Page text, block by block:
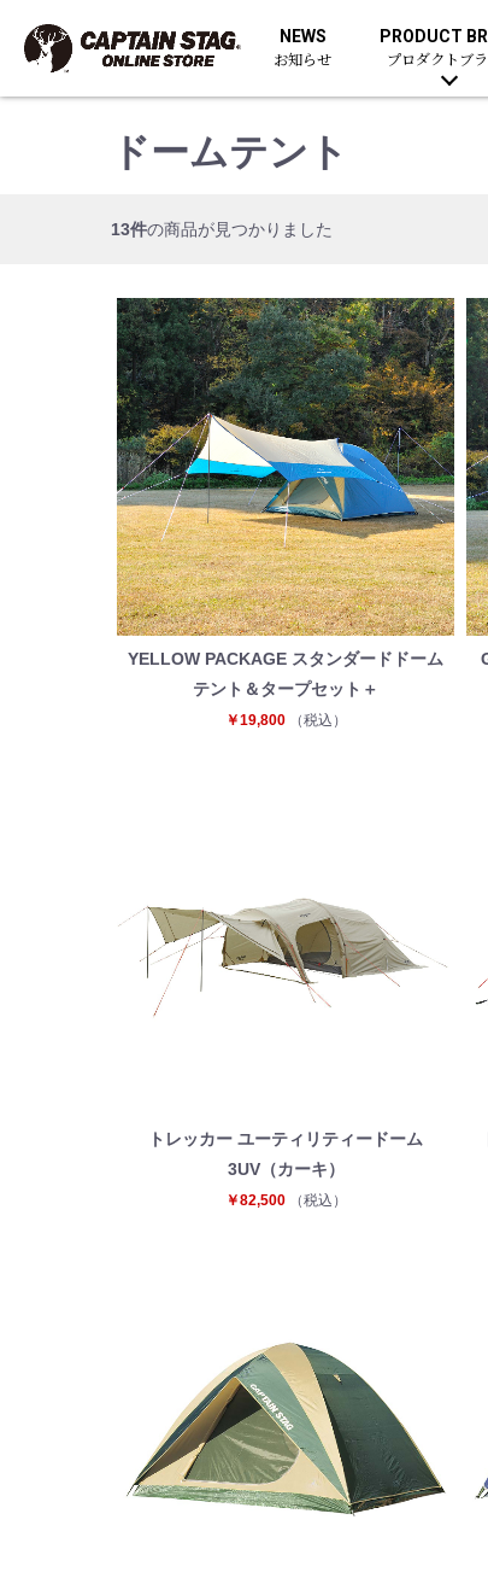
NEWS
お知らせ
PRODUCT
プロダクトブ
ドームテント
13件の商品が見つかりました
YELLOW PACKAGE スタンダードドーム
テント＆タープセット＋
￥19,800 （税込）
トレッカー ユーティリティードーム
3UV（カーキ）
￥82,500 （税込）